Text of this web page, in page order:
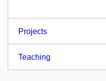
Projects
Teaching